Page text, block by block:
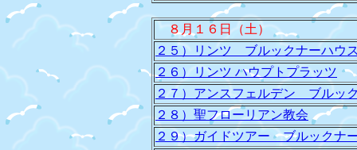
８月１６日（土）
２５）リンツ ブルックナーハウ
２６）リンツ ハウプトプラッツ
２７）アンスフェルデン ブルッ
２８）聖フローリアン教会
２９）ガイドツアー ブルックナ